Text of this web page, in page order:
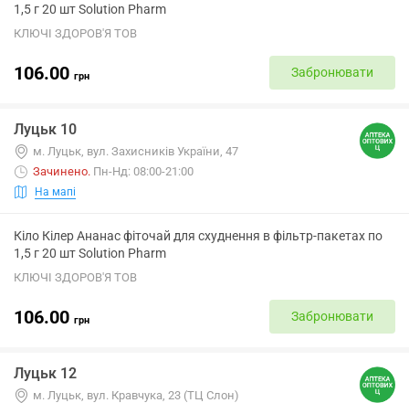
1,5 г 20 шт Solution Pharm
КЛЮЧІ ЗДОРОВ'Я ТОВ
106.00 грн Забронювати
Луцьк 10
м. Луцьк, вул. Захисників України, 47
Зачинено. Пн-Нд: 08:00-21:00
На мапі
Кіло Кілер Ананас фіточай для схуднення в фільтр-пакетах по
1,5 г 20 шт Solution Pharm
КЛЮЧІ ЗДОРОВ'Я ТОВ
106.00 грн Забронювати
Луцьк 12
м. Луцьк, вул. Кравчука, 23 (ТЦ Слон)